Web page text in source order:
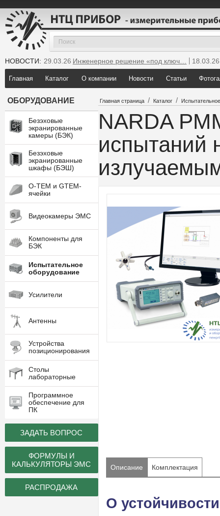
НОВОСТИ: 29.03.26 Инженерное решение «под ключ…
18.03.26
25.12.25Мы инсталлировали новую GTEM…
Главная Каталог О компании Новости Статьи
ОБОРУДОВАНИЕ
Безэховые
экранированные
камеры (БЭК)
Безэховые
экранированные
шкафы (БЭШ)
O-TEM и GTEM-
ячейки
Видеокамеры ЭМС
Компоненты для
БЭК
Испытательное
оборудование
Усилители
Антенны
Устройства
позиционирования
Столы
лабораторные
Программное
обеспечение для
ПК
ЗАДАТЬ ВОПРОС
ФОРМУЛЫ И
КАЛЬКУЛЯТОРЫ ЭМС
РАСПРОДАЖА
Главная страница / Каталог /
NARDA
испытаний
Описание Комплектация
О